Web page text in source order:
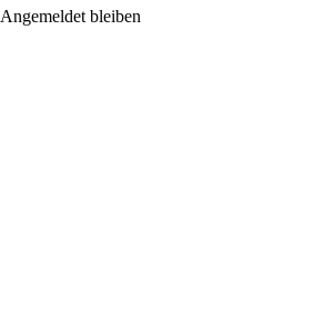
Angemeldet bleiben